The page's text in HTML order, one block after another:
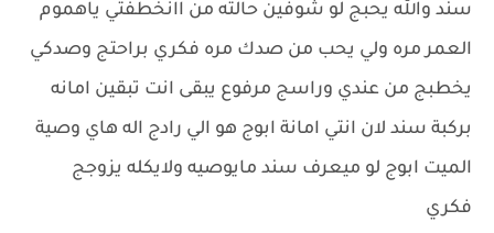
سند والله يحبج لو شوفين حالته من اانخطفتي ياهموم
العمر مره ولي يحب من صدك مره فكري براحتج وصدكي
يخطبج من عندي وراسج مرفوع يبقى انت تبقين امانه
بركبة سند لان انتي امانة ابوج هو الي رادج اله هاي وصية
الميت ابوج لو ميعرف سند مايوصيه ولايكله يزوجج
فكري